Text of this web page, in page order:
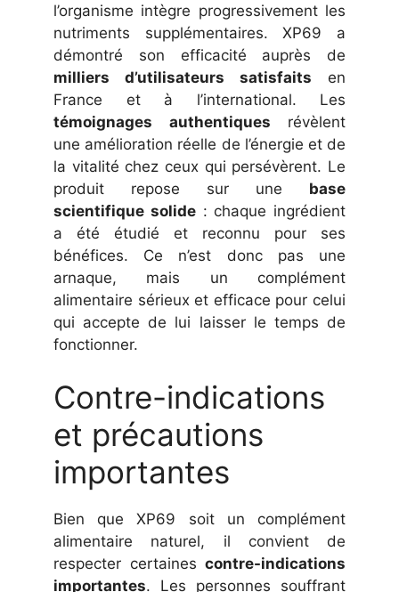
l’organisme intègre progressivement les
nutriments supplémentaires. XP69 a
démontré son efficacité auprès de
milliers d’utilisateurs satisfaits en
France et à l’international. Les
témoignages authentiques révèlent
une amélioration réelle de l’énergie et de
la vitalité chez ceux qui persévèrent. Le
produit repose sur une base
scientifique solide: chaque ingrédient
a été étudié et reconnu pour ses
bénéfices. Ce n’est donc pas une
arnaque, mais un complément
alimentaire sérieux et efficace pour celui
qui accepte de lui laisser le temps de
fonctionner.
Contre-indications
et précautions
importantes
Bien que XP69 soit un complément
alimentaire naturel, il convient de
respecter certaines contre-indications
importantes. Les personnes souffrant